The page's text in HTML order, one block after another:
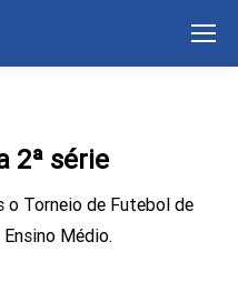
2ª série
o Torneio de Futebol de
Médio.